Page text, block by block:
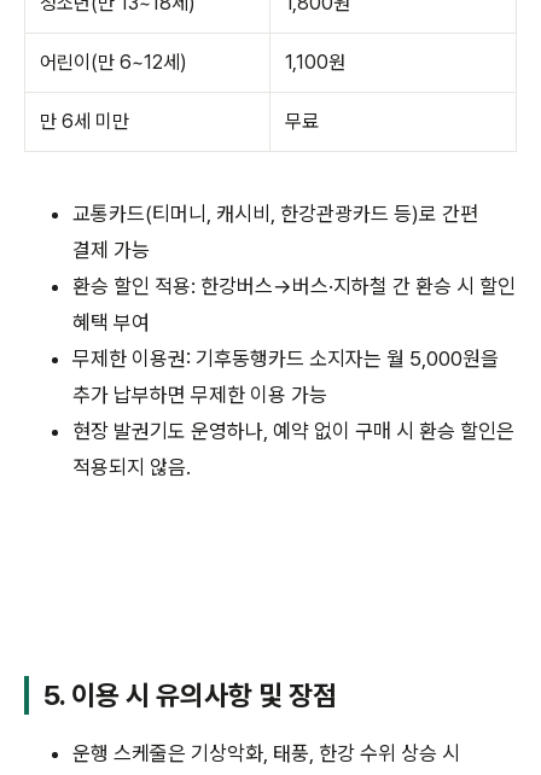
어린이(만 6~12세) 1,100원
만 6세 미만 무료
교통카드(티머니, 캐시비, 한강관광카드 등)로 간편
결제 가능
환승 할인 적용: 한강버스→버스·지하철 간 환승 시 할인
혜택 부여
무제한 이용권: 기후동행카드 소지자는 월 5,000원을
추가 납부하면 무제한 이용 가능
현장 발권기도 운영하나, 예약 없이 구매 시 환승 할인은
적용되지 않음.
5. 이용 시 유의사항 및 장점
운행 스케줄은 기상악화, 태풍, 한강 수위 상승 시